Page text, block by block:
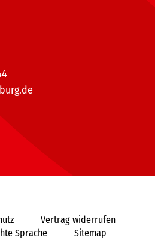
Vertrag widerrufen
Sprache Sitemap